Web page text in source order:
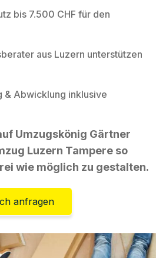
bis 7.500 CHF für den
aus Luzern unterstützen
& Abwicklung inklusive
Umzugskönig Gärtner
Luzern Tampere so
wie möglich zu gestalten.
anfragen